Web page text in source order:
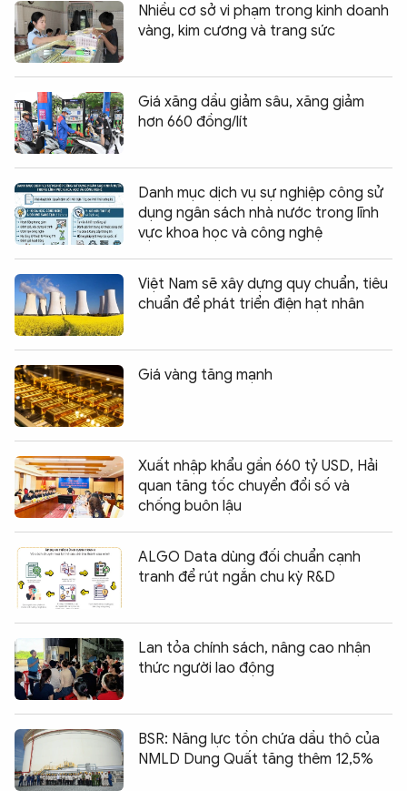
Nhiều cơ sở vi phạm trong kinh doanh
vàng, kim cương và trang sức
Giá xăng dầu giảm sâu, xăng giảm
hơn 660 đồng/lít
Danh mục dịch vụ sự nghiệp công sử
dụng ngân sách nhà nước trong lĩnh
vực khoa học và công nghệ
Việt Nam sẽ xây dựng quy chuẩn, tiêu
chuẩn để phát triển điện hạt nhân
Giá vàng tăng mạnh
Xuất nhập khẩu gần 660 tỷ USD, Hải
quan tăng tốc chuyển đổi số và
chống buôn lậu
ALGO Data dùng đối chuẩn cạnh
tranh để rút ngắn chu kỳ R&D
Lan tỏa chính sách, nâng cao nhận
thức người lao động
BSR: Năng lực tồn chứa dầu thô của
NMLD Dung Quất tăng thêm 12,5%